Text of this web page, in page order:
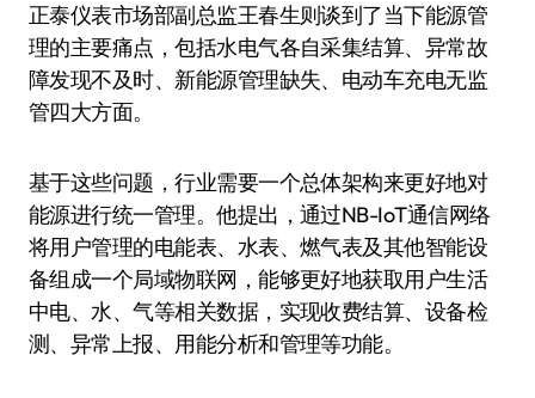
正泰仪表市场部副总监王春生则谈到了当下能源管
理的主要痛点，包括水电气各自采集结算、异常故
障发现不及时、新能源管理缺失、电动车充电无监
管四大方面。
基于这些问题，行业需要一个总体架构来更好地对
能源进行统一管理。他提出，通过NB-IoT通信网络
将用户管理的电能表、水表、燃气表及其他智能设
备组成一个局域物联网，能够更好地获取用户生活
中电、水、气等相关数据，实现收费结算、设备检
测、异常上报、用能分析和管理等功能。